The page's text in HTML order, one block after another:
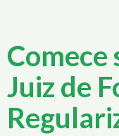
Comece
Juiz de